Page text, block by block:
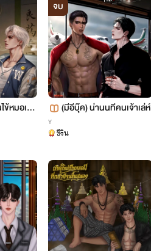
ข้หมอเป็
จบ
(มีอีบุ๊ค) น่านนทีคนเจ้าเล่ห์
Y
ชีริน